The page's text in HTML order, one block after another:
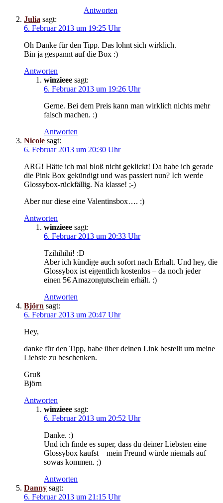
Antworten
Julia sagt:
6. Februar 2013 um 19:25 Uhr
Oh Danke für den Tipp. Das lohnt sich wirklich.
Bin ja gespannt auf die Box :)
Antworten
winzieee sagt:
6. Februar 2013 um 19:26 Uhr
Gerne. Bei dem Preis kann man wirklich nichts mehr
falsch machen. :)
Antworten
Nicole sagt:
6. Februar 2013 um 20:30 Uhr
ARG! Hätte ich mal bloß nicht geklickt! Da habe ich gerade
die Pink Box gekündigt und was passiert nun? Ich werde
Glossybox-rückfällig. Na klasse! ;-)
Aber nur diese eine Valentinsbox…. :)
Antworten
winzieee sagt:
6. Februar 2013 um 20:33 Uhr
Tzihihihi! :D
Aber ich kündige auch sofort nach Erhalt. Und hey, die
Glossybox ist eigentlich kostenlos – da noch jeder
einen 5€ Amazongutschein erhält. :)
Antworten
Björn sagt:
6. Februar 2013 um 20:47 Uhr
Hey,
danke für den Tipp, habe über deinen Link bestellt um meine
Liebste zu beschenken.
Gruß
Björn
Antworten
winzieee sagt:
6. Februar 2013 um 20:52 Uhr
Danke. :)
Und ich finde es super, dass du deiner Liebsten eine
Glossybox kaufst – mein Freund würde niemals auf
sowas kommen. ;)
Antworten
Danny sagt:
6. Februar 2013 um 21:15 Uhr